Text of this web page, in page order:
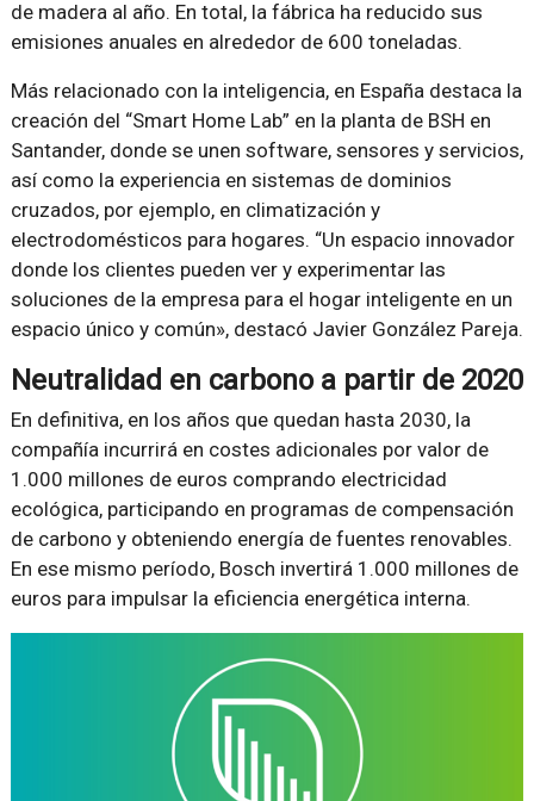
de madera al año. En total, la fábrica ha reducido sus
emisiones anuales en alrededor de 600 toneladas.
Más relacionado con la inteligencia, en España destaca la
creación del “Smart Home Lab” en la planta de BSH en
Santander, donde se unen software, sensores y servicios,
así como la experiencia en sistemas de dominios
cruzados, por ejemplo, en climatización y
electrodomésticos para hogares. “Un espacio innovador
donde los clientes pueden ver y experimentar las
soluciones de la empresa para el hogar inteligente en un
espacio único y común», destacó Javier González Pareja.
Neutralidad en carbono a partir de 2020
En definitiva, en los años que quedan hasta 2030, la
compañía incurrirá en costes adicionales por valor de
1.000 millones de euros comprando electricidad
ecológica, participando en programas de compensación
de carbono y obteniendo energía de fuentes renovables.
En ese mismo período, Bosch invertirá 1.000 millones de
euros para impulsar la eficiencia energética interna.